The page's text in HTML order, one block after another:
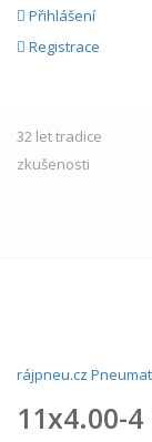
Přihlášení
Registrace
32 lettradice
zkušenosti
rájpneu.cz
11x4.00-